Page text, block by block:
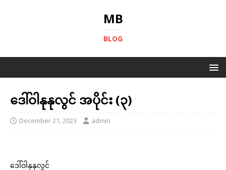
MB
BLOG
ဒေါ်ဝါနုနုလွင် အပိုင်း (၃)
December 21, 2023 admin
ဒေါ်ဝါနုနုလွင်